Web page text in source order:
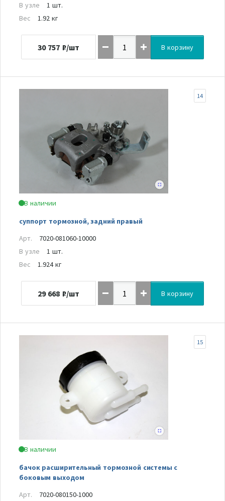
В узле
1 шт.
Вес
1.92 кг
30 757 ₽/шт В корзину
В наличии
суппорт тормозной, задний правый
14
Арт.
7020-081060-10000
В узле
1 шт.
Вес
1.924 кг
29 668 ₽/шт В корзину
В наличии
бачок расширительный тормозной системы с
боковым выходом
15
Арт.
7020-080150-1000